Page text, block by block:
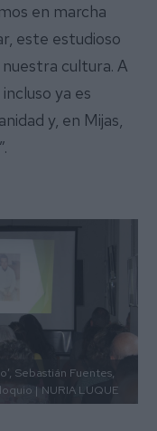
en marcha
este estudioso
cultura. A
ya es
y, en Mijas,
Sebastián Fuentes,
| NURIA LUQUE